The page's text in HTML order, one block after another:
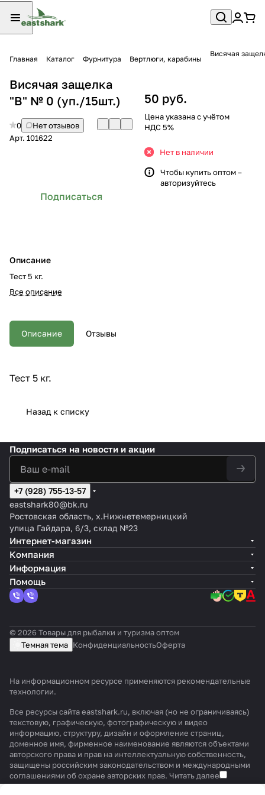
Главная Каталог Фурнитура Вертлюги, карабины
Висячая
Висячая защелка
"B" № 0 (уп./15шт.)
0
Нет отзывов
Арт. 101622
Подписаться
Описание
Тест 5 кг.
Все описание
50 руб.
Цена указана с учётом
НДС 5%
Нет в наличии
Чтобы купить оптом –
авторизуйтесь
Описание Отзывы
Тест 5 кг.
Назад к списку
Подписаться на новости и акции
+7 (928) 755-13-57
eastshark80@bk.ru
Ростовская область, х.Нижнетемерницкий
улица Гайдара, 6/3, склад №23
Интернет-магазин
Компания
Информация
Помощь
© 2026 Товары для рыбалки и туризма оптом
Темная тема КонфиденциальностьОферта
На информационном ресурсе применяются рекомендательные
технологии.
Все ресурсы сайта eastshark.ru, включая (но не ограничиваясь)
текстовую, графическую, фотографическую и видео
информацию, структуру, дизайн и оформление страниц,
доменное имя, фирменное наименование являются объектами
авторского права и прав на интеллектуальную собственность,
защищены российским законодательством и международными
соглашениями об охране авторских прав. Читать далее